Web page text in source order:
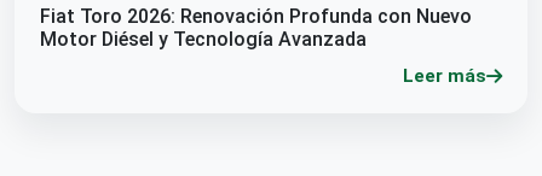
Fiat Toro 2026: Renovación Profunda con Nuevo
Motor Diésel y Tecnología Avanzada
Leer más